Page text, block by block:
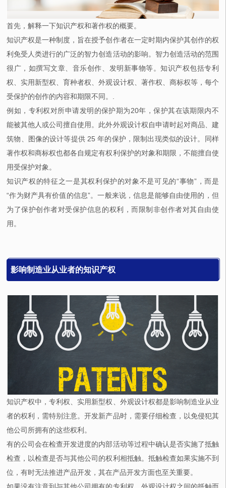
首先，解释一下知识产权和著作权的概要。
知识产权是一种制度，旨在授予创作者在一定时期内保护其创作的权
利免受人类进行的广泛的智力创造活动的影响。智力创造活动的范围
很广，如撰写文章、音乐创作、发明新事物等。知识产权包括专利
权、实用新型权、育种者权、外观设计权、著作权、商标权等，每个
受保护的创作的内容和期限不同。.
例如，专利权对所申请发明的保护期为20年，保护其在该期限内不
能被其他人或公司擅自使用。此外外观设计权自申请时起对商品、建
筑物、图像的设计等提供 25 年的保护，限制出现类似的设计。同样
著作权和商标权也都各自规定有权利保护的对象和期限，不能擅自使
用受保护对象。
知识产权的特征之一是其权利保护的对象不是可见的“事物”，而是
“作为财产具有价值的信息”。一般来说，信息是能够自由使用的，但
为了保护创作者对受保护信息的权利，而限制非创作者对其自由使
用。
影响制造业从业者的知识产权
知识产权中，专利权、实用新型权、外观设计权都是影响制造业从业
者的权利，需特别注意。开发新产品时，需要仔细检查，以免侵犯其
他公司所拥有的这些权利。
有的公司会在检查开发进度的内部活动等过程中确认是否实施了抵触
检查，以检查是否与其他公司的权利相抵触。抵触检查如果实施不到
位，有时无法推进产品开发，其在产品开发方面也至关重要。